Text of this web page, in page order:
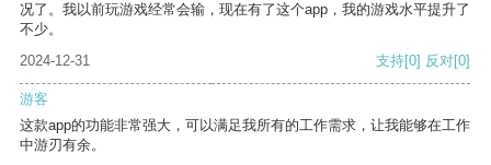
况了。我以前玩游戏经常会输，现在有了这个app，我的游戏水平提升了
不少。
2024-12-31
支持[0] 反对[0]
游客
这款app的功能非常强大，可以满足我所有的工作需求，让我能够在工作
中游刃有余。